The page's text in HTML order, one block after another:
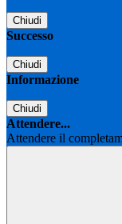
Chiudi
Successo
Chiudi
Informazione
Chiudi
Attendere...
Attendere il